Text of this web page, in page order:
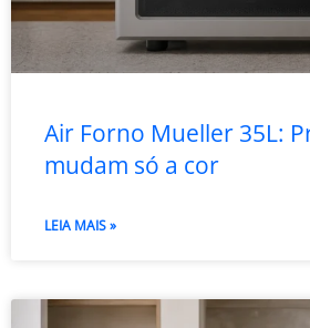
Air Forno Mueller 35L:
mudam só a cor
LEIA MAIS »